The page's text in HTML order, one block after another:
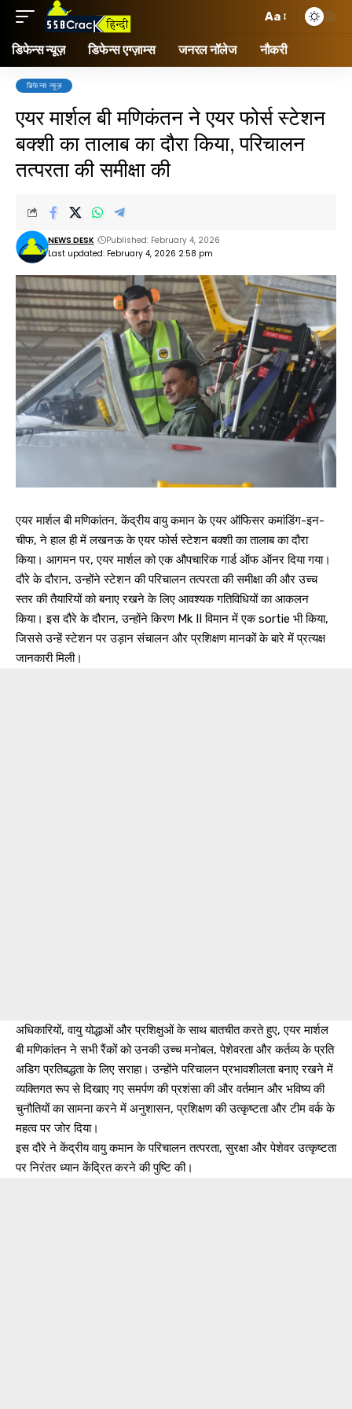
Aa
डिफेन्स न्यूज़ डिफेन्स एग्ज़ाम्स जनरल नॉलेज नौकरी
डिफेन्स न्यूज़
एयर मार्शल बी मणिकंतन ने एयर फोर्स स्टेशन
बक्शी का तालाब का दौरा किया, परिचालन
तत्परता की समीक्षा की
Last updated: February 4, 2026 2:58 pm
NEWS DESK Published: February 4, 2026
एयर मार्शल बी मणिकांतन, केंद्रीय वायु कमान के एयर ऑफिसर कमांडिंग-इन-
चीफ, ने हाल ही में लखनऊ के एयर फोर्स स्टेशन बक्शी का तालाब का दौरा
किया। आगमन पर, एयर मार्शल को एक औपचारिक गार्ड ऑफ ऑनर दिया गया।
दौरे के दौरान, उन्होंने स्टेशन की परिचालन तत्परता की समीक्षा की और उच्च
स्तर की तैयारियों को बनाए रखने के लिए आवश्यक गतिविधियों का आकलन
किया। इस दौरे के दौरान, उन्होंने किरण Mk II विमान में एक sortie भी किया,
जिससे उन्हें स्टेशन पर उड़ान संचालन और प्रशिक्षण मानकों के बारे में प्रत्यक्ष
जानकारी मिली।
अधिकारियों, वायु योद्धाओं और प्रशिक्षुओं के साथ बातचीत करते हुए, एयर मार्शल
बी मणिकांतन ने सभी रैंकों को उनकी उच्च मनोबल, पेशेवरता और कर्तव्य के प्रति
अडिग प्रतिबद्धता के लिए सराहा। उन्होंने परिचालन प्रभावशीलता बनाए रखने में
व्यक्तिगत रूप से दिखाए गए समर्पण की प्रशंसा की और वर्तमान और भविष्य की
चुनौतियों का सामना करने में अनुशासन, प्रशिक्षण की उत्कृष्टता और टीम वर्क के
महत्व पर जोर दिया।
इस दौरे ने केंद्रीय वायु कमान के परिचालन तत्परता, सुरक्षा और पेशेवर उत्कृष्टता
पर निरंतर ध्यान केंद्रित करने की पुष्टि की।